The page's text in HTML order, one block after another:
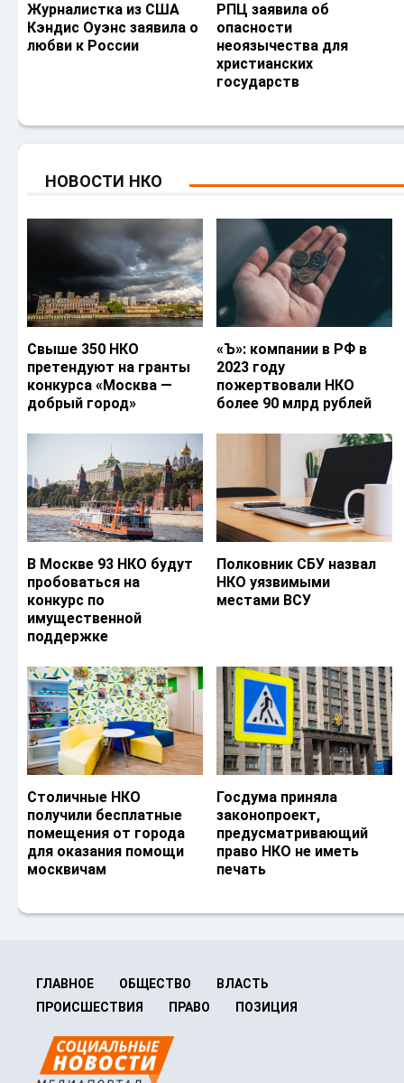
Журналистка из США
Кэндис Оуэнс заявила о
любви к России
РПЦ заявила об
опасности
неоязычества для
христианских
государств
НОВОСТИ НКО
Свыше 350 НКО
претендуют на гранты
конкурса «Москва —
добрый город»
«Ъ‎»: компании в РФ в
2023 году
пожертвовали НКО
более 90 млрд рублей
В Москве 93 НКО будут
пробоваться на
конкурс по
имущественной
поддержке
Полковник СБУ назвал
НКО уязвимыми
местами ВСУ
Столичные НКО
получили бесплатные
помещения от города
для оказания помощи
москвичам
Госдума приняла
законопроект,
предусматривающий
право НКО не иметь
печать
ГЛАВНОЕ ОБЩЕСТВО
ВЛАСТЬ
ПРОИСШЕСТВИЯ
ПРАВО ПОЗИЦИЯ